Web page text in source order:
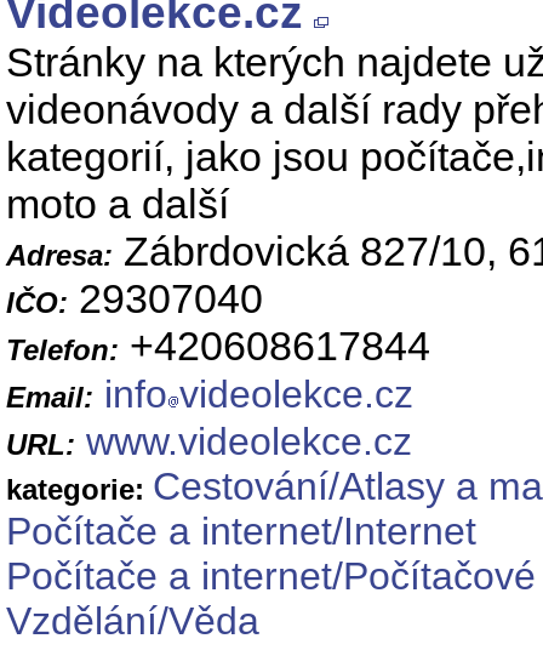
Videolekce.cz
Stránky na kterých najdete
videonávody a další rady
kategorií, jako jsou
moto a další
Adresa: Zábrdovická 827/10,
IČO: 29307040
Telefon: +420608617844
Email: info videolekce.cz
URL: www.videolekce.cz
kategorie: Cestování/Atlasy a
Počítače a internet/Internet
Počítače a internet/
Vzdělání/Věda